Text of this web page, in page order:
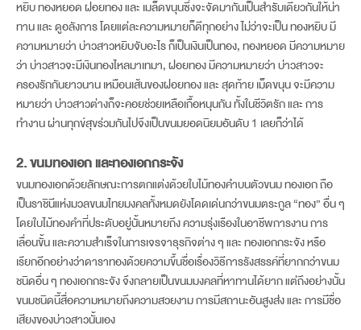
หยิบ ทองหยอด ฝอยทอง และ เมล็ดขนุนซึ่งจะจัดมากันเป็นสำรับเดียวกันให้น่า
ทาน และ ดูอลังการ โดยแต่ละความหมายก็ดีทุกอย่าง ไม่ว่าจะเป็น ทองหยิบ มี
ความหมายว่า บ่าวสาวหยิบจับอะไร ก็เป็นเงินเป็นทอง, ทองหยอด มีความหมาย
ว่า บ่าวสาวจะมีเงินทองไหลมาเทมา, ฝอยทอง มีความหมายว่า บ่าวสาวจะ
ครองรักกันยาวนาน เหมือนเส้นของฝอยทอง และ สุดท้าย เม็ดขนุน จะมีความ
หมายว่า บ่าวสาวต่างก็จะคอยช่วยเหลือเกื้อหนุนกัน ทั้งในชีวิตรัก และ การ
ทำงาน ผ่านทุกข์สุขร่วมกันไปจึงเป็นขนมยอดนิยมอันดับ 1 เลยก็ว่าได้
2. ขนมทองเอก และทองเอกกระจัง
ขนมทองเอกด้วยลักษณะการตกแต่งด้วยใบไม้ทองคำบนตัวขนม ทองเอก ถือ
เป็นราชินีแห่งมวลขนมไทยมงคลทั้งหมดยังโดดเด่นกว่าขนมตระกูล “ทอง” อื่น ๆ
โดยใบไม้ทองคำที่ประดับอยู่นั้นหมายถึง ความรุ่งเรืองในอาชีพการงาน การ
เลื่อนขั้น และความสำเร็จในการเจรจาธุรกิจต่าง ๆ และ ทองเอกกระจัง หรือ
เรียกอีกอย่างว่าดาราทองด้วยความขึ้นชื่อเรื่องวิธีการรังสรรค์ที่ยากกว่าขนม
ชนิดอื่น ๆ ทองเอกกระจัง จึงกลายเป็นขนมมงคลที่หาทานได้ยาก แต่ถึงอย่างนั้น
ขนมชนิดนี้สื่อความหมายถึงความสวยงาม การมีสถานะอันสูงส่ง และ การมีชื่อ
เสียงของบ่าวสาวนั้นเอง